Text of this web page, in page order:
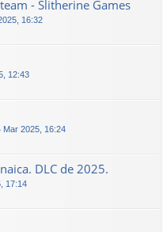
- Slitherine Games
16:32
12:43
Mar 2025, 16:24
DLC de 2025.
17:14